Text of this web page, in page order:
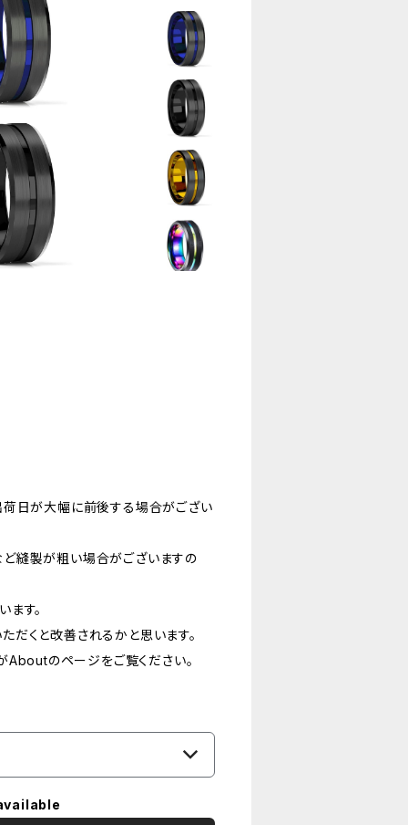
荷日が大幅に前後する場合がござい
縫製が粗い場合がございますの
す。
くと改善されるかと思います。
のページをご覧ください。